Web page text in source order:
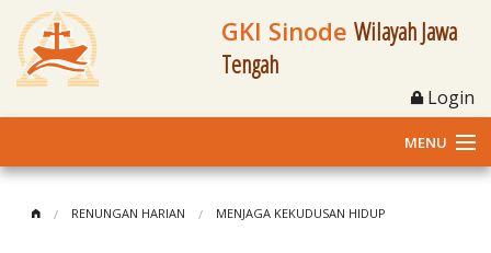
GKI Sinode Wilayah Jawa
Tengah
Login
MENU
RENUNGAN HARIAN MENJAGA KEKUDUSAN HIDUP